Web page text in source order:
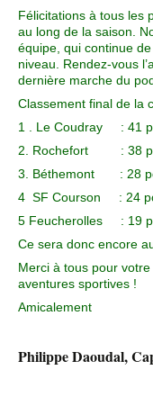
Félicitations à tous les
au long de la saison.
équipe, qui continue
niveau. Rendez-vous
dernière marche du
Classement final de la
1 . Le Coudray : 41
2. Rochefort : 38
3. Béthemont : 28
4 SF Courson : 24
5 Feucherolles : 19
Ce sera donc encore
Merci à tous pour
aventures sportives !
Amicalement
Philippe Daoudal,